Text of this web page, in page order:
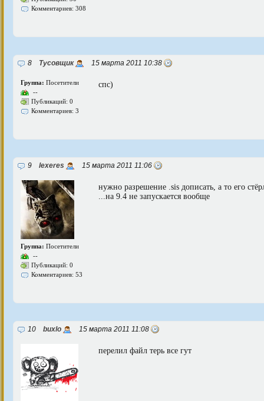
Комментариев: 308
8 Тусовщик 15 марта 2011 10:38
Группа: Посетители
--
Публикаций: 0
Комментариев: 3
спс)
9 lexeres 15 марта 2011 11:06
Группа: Посетители
--
Публикаций: 0
Комментариев: 53
нужно разрешение .sis дописать, а то его
...на 9.4 не запускается вообще
10 buxlo 15 марта 2011 11:08
перелил файл терь все гут